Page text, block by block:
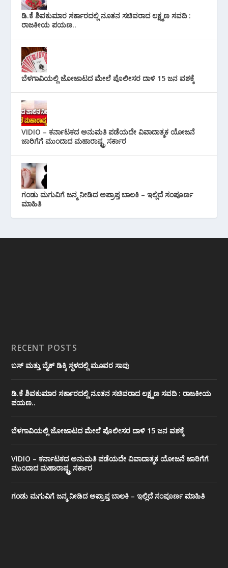
ಡಿ.ಕೆ ಶಿವಕುಮಾರ ಸರ್ಕಾರದಲ್ಲಿ ನೂತನ ಸಚಿವರಾದ ಲಕ್ಷ್ಮಣ ಸವದಿ :
ರಾಜಕೀಯ ಪಯಣ..
ಬೆಳಗಾವಿಯಲ್ಲಿ ಜೋಜಾಟದ ಮೇಲೆ ಪೊಲೀಸರ ದಾಳಿ 15 ಜನ ವಶಕ್ಕೆ
VIDIO – ಕರ್ನಾಟಕದ ಅನುಮತಿ ಪಡೆಯದೇ ವಿವಾದಾತ್ಮಕ ಯೋಜನೆ
ಜಾರಿಗೆಗೆ ಮುಂದಾದ ಮಹಾರಾಷ್ಟ್ರ ಸರ್ಕಾರ
ಗಂಡು ಮಗುವಿಗೆ ಜನ್ಮ ನೀಡಿದ ಅಪ್ರಾಪ್ತ ಬಾಲಕಿ – ಇಲ್ಲಿದೆ ಸಂಪೂರ್ಣ
ಮಾಹಿತಿ
RECENT POSTS
ಬಸ್ ಮತ್ತು ಬೈಕ್ ಡಿಕ್ಕಿ ಸ್ಥಳದಲ್ಲಿ ಮೂವರ ಸಾವು
ಡಿ.ಕೆ ಶಿವಕುಮಾರ ಸರ್ಕಾರದಲ್ಲಿ ನೂತನ ಸಚಿವರಾದ ಲಕ್ಷ್ಮಣ ಸವದಿ : ರಾಜಕೀಯ
ಪಯಣ..
ಬೆಳಗಾವಿಯಲ್ಲಿ ಜೋಜಾಟದ ಮೇಲೆ ಪೊಲೀಸರ ದಾಳಿ 15 ಜನ ವಶಕ್ಕೆ
VIDIO – ಕರ್ನಾಟಕದ ಅನುಮತಿ ಪಡೆಯದೇ ವಿವಾದಾತ್ಮಕ ಯೋಜನೆ ಜಾರಿಗೆಗೆ
ಮುಂದಾದ ಮಹಾರಾಷ್ಟ್ರ ಸರ್ಕಾರ
ಗಂಡು ಮಗುವಿಗೆ ಜನ್ಮ ನೀಡಿದ ಅಪ್ರಾಪ್ತ ಬಾಲಕಿ – ಇಲ್ಲಿದೆ ಸಂಪೂರ್ಣ ಮಾಹಿತಿ